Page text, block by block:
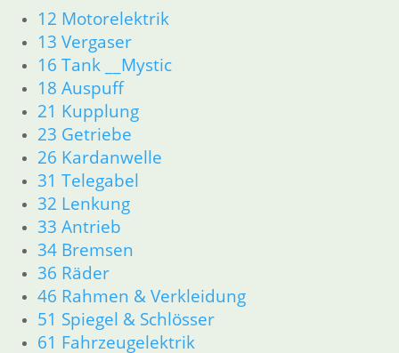
12 Motorelektrik
13 Vergaser
16 Tank __Mystic
18 Auspuff
21 Kupplung
23 Getriebe
26 Kardanwelle
31 Telegabel
32 Lenkung
33 Antrieb
34 Bremsen
36 Räder
46 Rahmen & Verkleidung
51 Spiegel & Schlösser
61 Fahrzeugelektrik
Zylinderkopf
Kolben/Kolbenringe
12 Motorelektrik
13 Vergaser
16 Tank
18 Auspuff
21 Kupplung
23 Getriebe
31 Telegabel
26 Kardanwelle
32 Lenkung
33 Antrieb
36 Räder
34 Bremsen
46 Rahmen & Verkleidung
51 Spiegel & Schlösser __PDR80Basic